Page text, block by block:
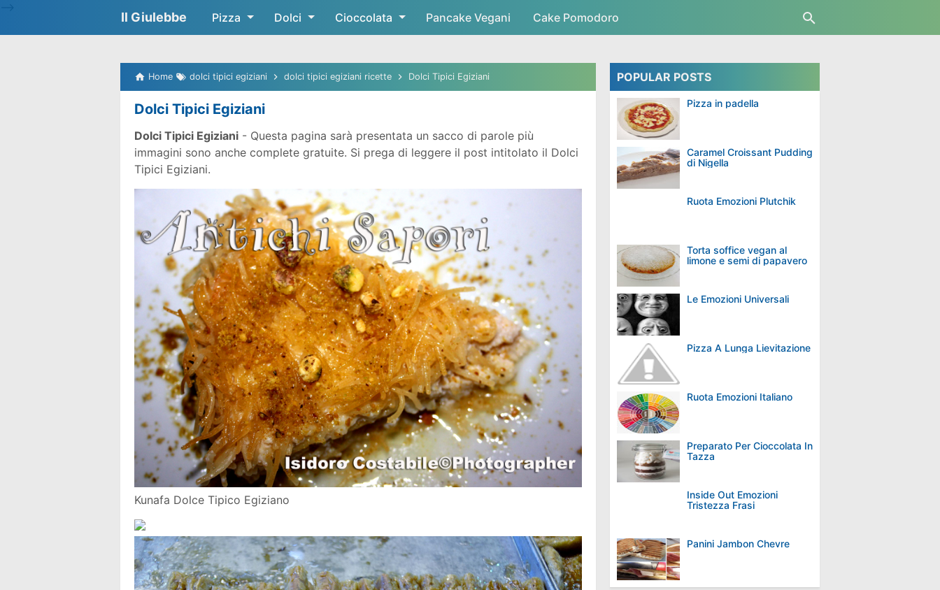
Skip to main content
Il Giulebbe Pizza Dolci Cioccolata Pancake Vegani Cake Pomodoro
Home dolci tipici egiziani dolci tipici egiziani ricette Dolci Tipici Egiziani
Dolci Tipici Egiziani
Dolci Tipici Egiziani - Questa pagina sarà presentata un sacco di parole più
immagini sono anche complete gratuite. Si prega di leggere il post intitolato il Dolci
Tipici Egiziani.
Kunafa Dolce Tipico Egiziano
POPULAR POSTS
Pizza in padella
Caramel Croissant Pudding
di Nigella
Ruota Emozioni Plutchik
Torta soffice vegan al
limone e semi di papavero
Le Emozioni Universali
Pizza A Lunga Lievitazione
Ruota Emozioni Italiano
Preparato Per Cioccolata In
Tazza
Inside Out Emozioni
Tristezza Frasi
Panini Jambon Chevre